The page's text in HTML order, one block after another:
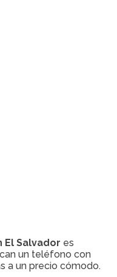
El Salvador es
un teléfono con
a un precio cómodo.